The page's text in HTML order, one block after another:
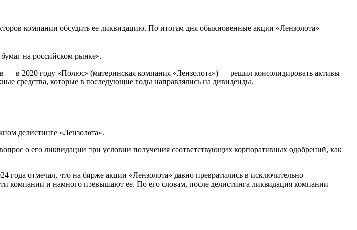
компании обсудить ее ликвидацию. По итогам дня обыкновенные акции «Лензолота»
на российском рынке».
— в 2020 году «Полюс» (материнская компания «Лензолота») — решил консолидировать активы
средства, которые в последующие годы направлялись на дивиденды.
делистинге «Лензолота».
о его ликвидации при условии получения соответствующих корпоративных одобрений, как
отмечал, что на бирже акции «Лензолота» давно превратились в исключительно
компании и намного превышают ее. По его словам, после делистинга ликвидация компании